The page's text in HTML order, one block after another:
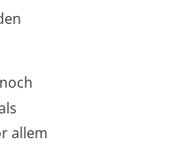
noch
allem